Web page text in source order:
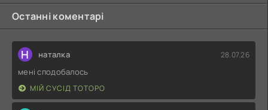
Останні коментарі
Н наталка 28.07.26
мені сподобалось
МІЙ СУСІД ТОТОРО